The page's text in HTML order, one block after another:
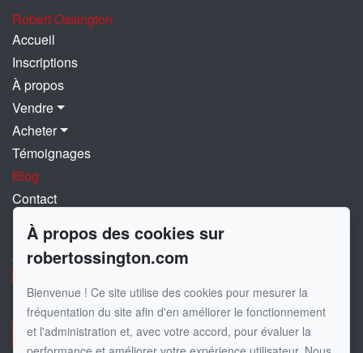
Robert Ossington
Accueil
Inscriptions
À propos
Vendre
Acheter
Témoignages
Blog
Contact
Pour me joindre
GROUPE SUTTON-IMMOBILIER ESTRIE
866 630-9783
Écrivez-moi un courriel
À propos des cookies sur
robertossington.com
Bienvenue ! Ce site utilise des cookies pour mesurer la
fréquentation du site afin d'en améliorer le fonctionnement
et l'administration et, avec votre accord, pour évaluer la